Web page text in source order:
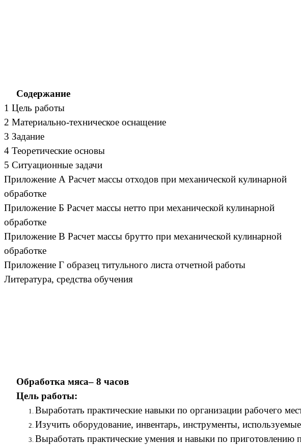
Содержание
1 Цель работы
2 Материально-техническое оснащение
3 Задание
4 Теоретические основы
5 Ситуационные задачи
Приложение А Расчет массы отходов при механической кулинарной
обработке
Приложение Б Расчет массы нетто при механической кулинарной
обработке
Приложение В Расчет массы брутто при механической кулинарной
обработке
Приложение Г образец титульного листа отчетной работы
Литература, средства обучения
Обработка мяса– 8 часов
Цель работы:
Выработать практические навыки по организации рабочего
Изучить оборудование, инвентарь, инструменты,
Выработать практические умения и навыки по приготовлению